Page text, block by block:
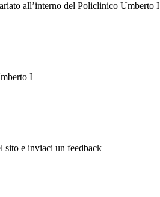
all’interno del Policlinico Umberto I
I
sito e inviaci un feedback